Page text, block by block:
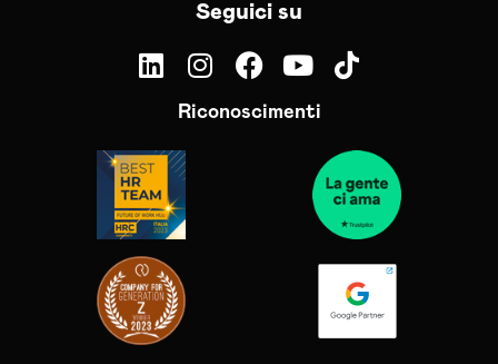
Seguici su
Riconoscimenti